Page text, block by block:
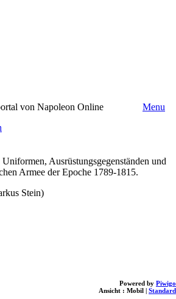
von Napoleon Online
Menu
Ausrüstungsgegenständen und
Armee der Epoche 1789-1815.
Powered by Piwigo
Ansicht : Mobil | Standard
Stein)